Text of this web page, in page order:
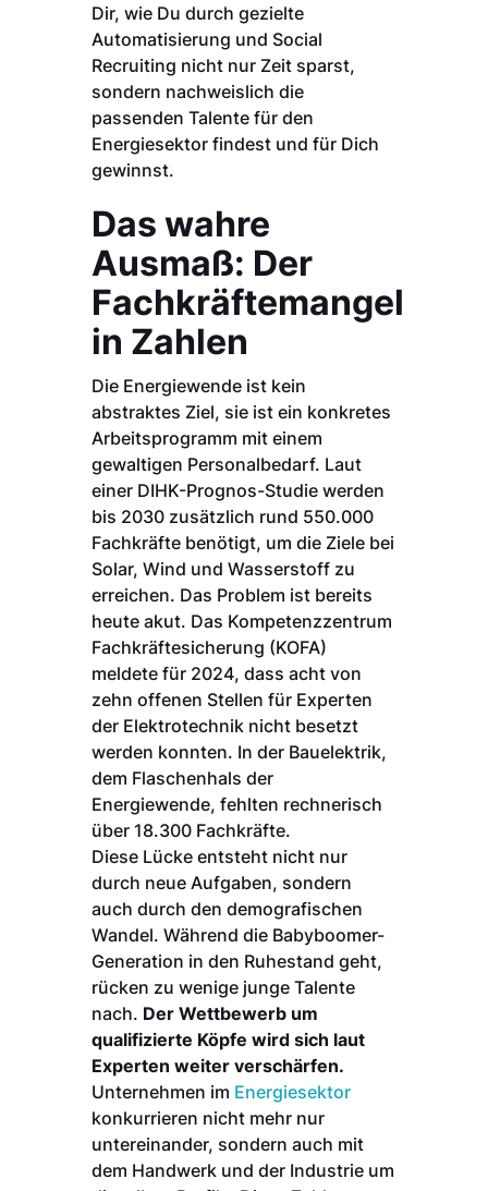
Dir, wie Du durch gezielte
Automatisierung und Social
Recruiting nicht nur Zeit sparst,
sondern nachweislich die
passenden Talente für den
Energiesektor findest und für Dich
gewinnst.
Das wahre
Ausmaß: Der
Fachkräftemangel
in Zahlen
Die Energiewende ist kein
abstraktes Ziel, sie ist ein konkretes
Arbeitsprogramm mit einem
gewaltigen Personalbedarf. Laut
einer DIHK-Prognos-Studie werden
bis 2030 zusätzlich rund 550.000
Fachkräfte benötigt, um die Ziele bei
Solar, Wind und Wasserstoff zu
erreichen. Das Problem ist bereits
heute akut. Das Kompetenzzentrum
Fachkräftesicherung (KOFA)
meldete für 2024, dass acht von
zehn offenen Stellen für Experten
der Elektrotechnik nicht besetzt
werden konnten. In der Bauelektrik,
dem Flaschenhals der
Energiewende, fehlten rechnerisch
über 18.300 Fachkräfte.
Diese Lücke entsteht nicht nur
durch neue Aufgaben, sondern
auch durch den demografischen
Wandel. Während die Babyboomer-
Generation in den Ruhestand geht,
rücken zu wenige junge Talente
nach. Der Wettbewerb um
qualifizierte Köpfe wird sich laut
Experten weiter verschärfen.
Unternehmen im Energiesektor
konkurrieren nicht mehr nur
untereinander, sondern auch mit
dem Handwerk und der Industrie um